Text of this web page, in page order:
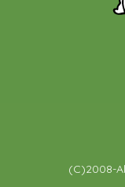
(C)2008-